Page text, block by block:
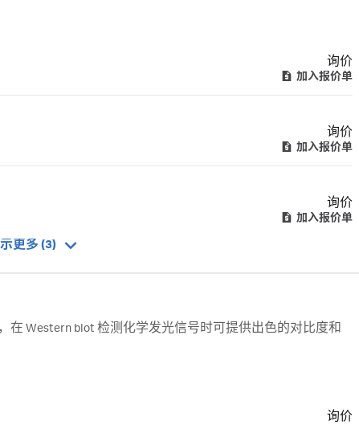
询价
加入报价单
询价
加入报价单
询价
加入报价单
更多 (3)
在 Western blot 检测化学发光信号时可提供出色的对比度和
询价